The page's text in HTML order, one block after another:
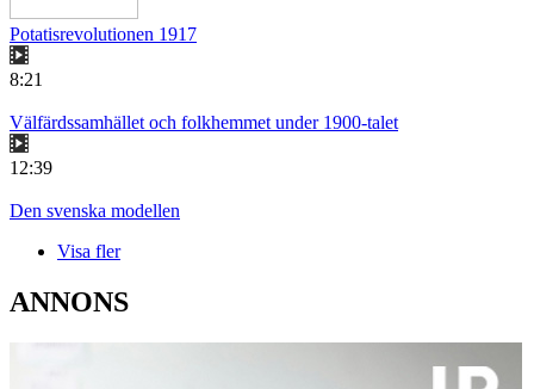
Potatisrevolutionen 1917
8:21
Välfärdssamhället och folkhemmet under 1900-talet
12:39
Den svenska modellen
Visa fler
ANNONS